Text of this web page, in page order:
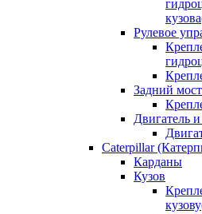
Рулевое
Задний мост
Двигатель
Caterpillar
Карданы
Кузов